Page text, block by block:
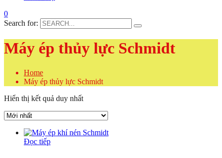
0
Search for:
Máy ép thủy lực Schmidt
Home
Máy ép thủy lực Schmidt
Hiển thị kết quả duy nhất
Đọc tiếp